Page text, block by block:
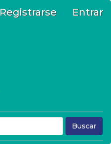
Registrarse Entrar
Buscar